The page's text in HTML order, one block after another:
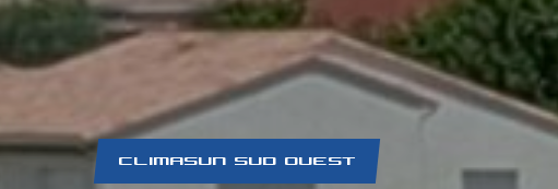
CLIMASUN SUD OUEST